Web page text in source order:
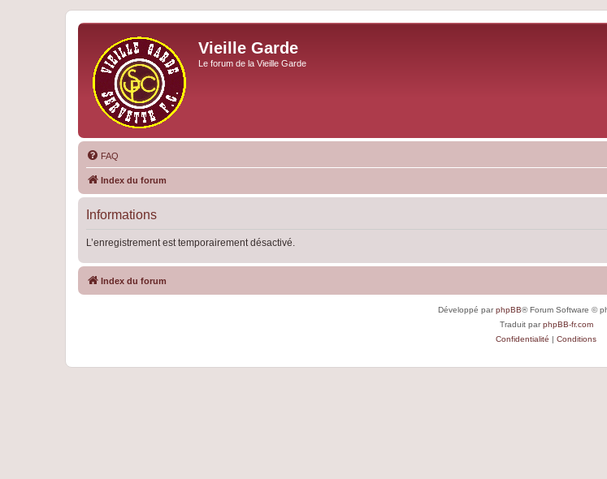
Vieille Garde
Le forum de la Vieille Garde
FAQ
Index du forum
Informations
L’enregistrement est temporairement désactivé.
Index du forum
Développé parphpBB® Forum Software ©
Traduit parphpBB-fr.com
Confidentialité | Conditions